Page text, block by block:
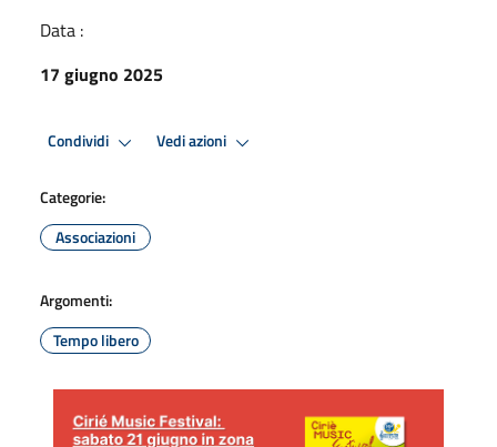
Data :
17 giugno 2025
Condividi Vedi azioni
Categorie:
Associazioni
Argomenti:
Tempo libero